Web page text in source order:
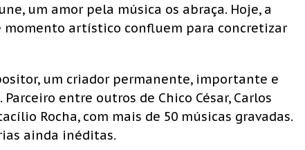
um amor pela música os abraça. Hoje, a
momento artístico confluem para concretizar
um criador permanente, importante e
entre outros de Chico César, Carlos
Rocha, com mais de 50 músicas gravadas.
ainda inéditas.